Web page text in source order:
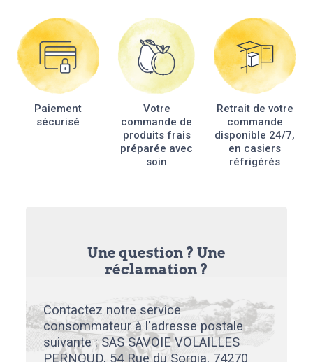
Paiement
sécurisé
Votre
commande de
produits frais
préparée avec
soin
Retrait de votre
commande
disponible 24/7,
en casiers
réfrigérés
Une question ? Une
réclamation ?
Contactez notre service
consommateur à l'adresse postale
suivante : SAS SAVOIE VOLAILLES
PERNOUD, 54 Rue du Sorgia, 74270